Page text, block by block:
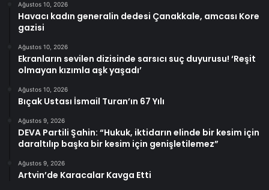
Ağustos 10, 2026
Havacı kadın generalin dedesi Çanakkale, amcası Kore
gazisi
Ağustos 10, 2026
Ekranların sevilen dizisinde sarsıcı suç duyurusu! ‘Reşit
olmayan kızımla aşk yaşadı’
Ağustos 10, 2026
Bıçak Ustası İsmail Turan’ın 67 Yılı
Ağustos 9, 2026
DEVA Partili Şahin: “Hukuk, iktidarın elinde bir kesim için
daraltılıp başka bir kesim için genişletilemez”
Ağustos 9, 2026
Artvin’de Karacalar Kavga Etti